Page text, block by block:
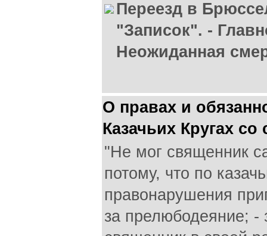
Переезд в
"Записок". -
Неожиданная
О правах и
Казачьих Кругах
"Не мог священник
потому, что по
правонарушения
за прелюбодеяние; -